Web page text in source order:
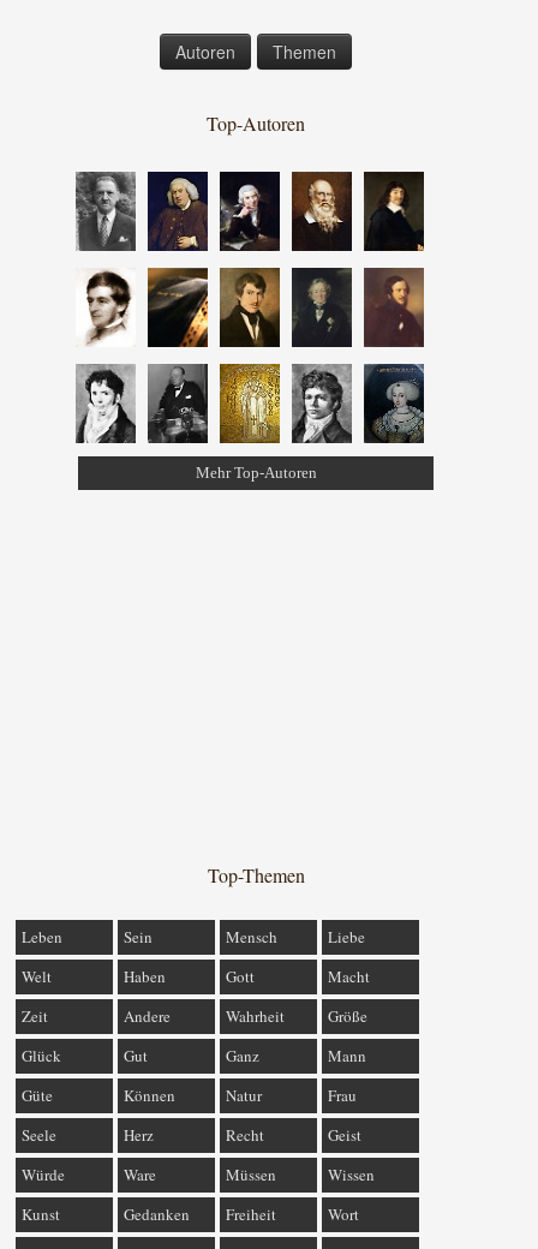
Autoren Themen
Top-Autoren
Mehr Top-Autoren
Top-Themen
Leben Sein Mensch
Liebe
Welt
Haben Gott
Macht
Zeit
Andere Wahrheit
Größe
Glück
Gut Ganz
Mann
Güte
Können Natur
Frau
Seele
Herz Recht
Geist
Würde
Ware Müssen
Wissen
Kunst
Gedanken Freiheit
Wort